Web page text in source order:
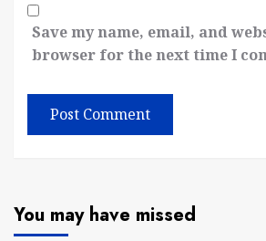
Save my name, email, and
browser for the next time I
You may have missed